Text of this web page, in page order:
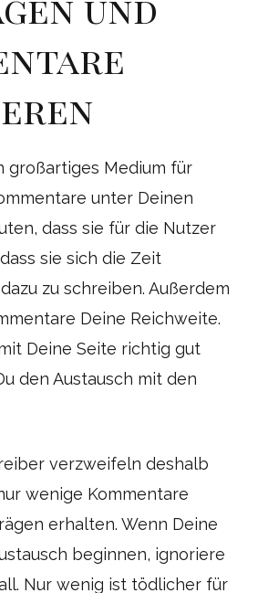
großartiges Medium für
unter Deinen
dass sie für die Nutzer
sie sich die Zeit
zu schreiben. Außerdem
Deine Reichweite.
Deine Seite richtig gut
den Austausch mit den
verzweifeln deshalb
wenige Kommentare
erhalten. Wenn Deine
beginnen, ignoriere
Nur wenig ist tödlicher für